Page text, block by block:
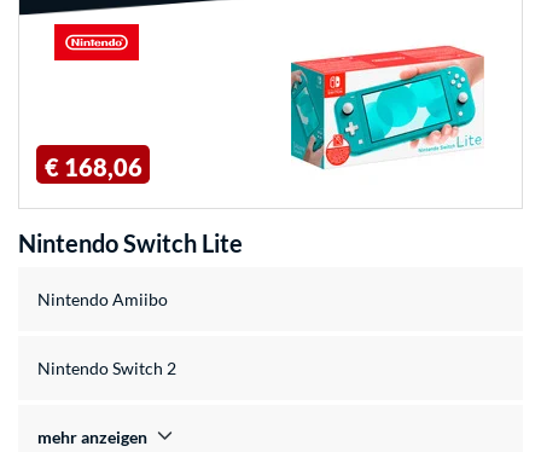
€ 168,06
Nintendo Switch Lite
Nintendo Amiibo
Nintendo Switch 2
mehr anzeigen